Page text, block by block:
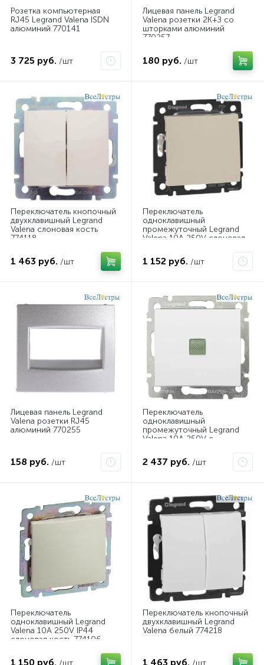
Розетка компьютерная
RJ45 Legrand Valena ISDN
алюминий 770141
3 725 руб. /шт
Лицевая панель Legrand
Valena розетки 2К+З со
шторками алюминий
770257
180 руб. /шт
Переключатель кнопочный
двухклавишный Legrand
Valena слоновая кость
774118
1 463 руб. /шт
Переключатель
одноклавишный
промежуточный Legrand
Valena 10A 250V слоновая
1 152 руб. /шт
Лицевая панель Legrand
Valena розетки RJ45
алюминий 770255
158 руб. /шт
Переключатель
одноклавишный
промежуточный Legrand
Valena 10A 250V с
2 437 руб. /шт
Переключатель
одноклавишный Legrand
Valena 10A 250V IP44
слоновая кость 774106
1 150 руб. /шт
Переключатель кнопочный
двухклавишный Legrand
Valena белый 774218
1 463 руб. /шт